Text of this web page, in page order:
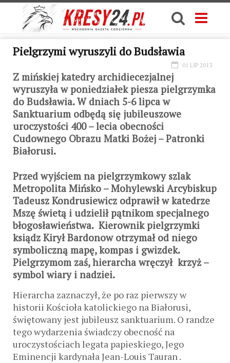
Pielgrzymi wyruszyli do Budsławia
01 LIP 2013
Z mińskiej katedry archidiecezjalnej
wyruszyła w poniedziałek piesza pielgrzymka
do Budsławia. W dniach 5-6 lipca w
Sanktuarium odbędą się jubileuszowe
uroczystości 400 – lecia obecności
Cudownego Obrazu Matki Bożej – Patronki
Białorusi.
Przed wyjściem na pielgrzymkowy szlak
Metropolita Mińsko – Mohylewski Arcybiskup
Tadeusz Kondrusiewicz odprawił w katedrze
Mszę świetą i udzielił pątnikom specjalnego
błogosławieństwa. Kierownik pielgrzymki
ksiądz Kirył Bardonow otrzymał od niego
symboliczną mapę, kompas i gwizdek.
Pielgrzymom zaś, hierarcha wręczył krzyż –
symbol wiary i nadziei.
Hierarcha zaznaczył, że po raz pierwszy w
historii Kościoła katolickiego na Białorusi,
świętowany jest jubileusz sanktuarium. O randze
tego wydarzenia świadczy obecność na
uroczystościach legata papieskiego, Jego
Eminencji kardynała Jean-Louis Tauran .